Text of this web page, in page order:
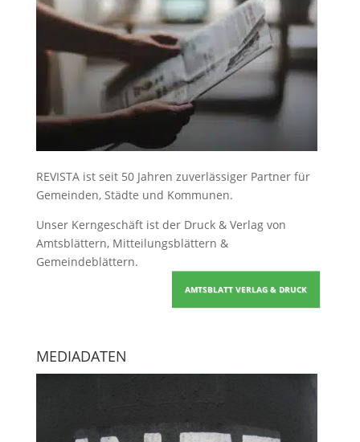
REVISTA ist seit 50 Jahren zuverlässiger Partner für
Gemeinden, Städte und Kommunen.
Unser Kerngeschäft ist der Druck & Verlag von
Amtsblättern, Mitteilungsblättern &
Gemeindeblättern.
AMTSBLATT VERLAG & DRUCK
MEDIADATEN